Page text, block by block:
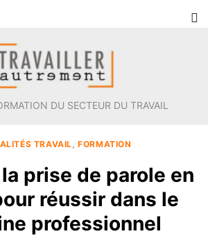
DU SECTEUR DU TRAVAIL
TRAVAIL ,FORMATION
prise de parole en
réussir dans le
professionnel